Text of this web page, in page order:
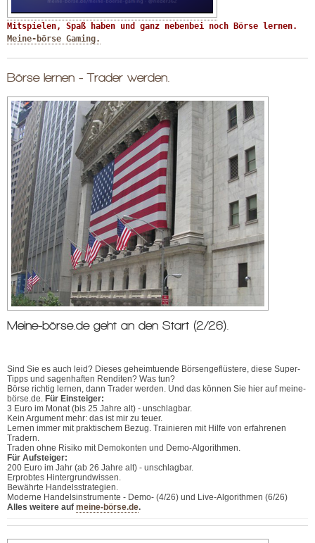
Meine-börse Gaming.
Börse lernen - Trader werden.
Meine-börse.de geht an den Start (2/26).
Sind Sie es auch leid? Dieses geheimtuende Börsengeflüstere, diese Super-
Tipps und sagenhaften Renditen? Was tun?
Börse richtig lernen, dann Trader werden. Und das können Sie hier auf meine-
börse.de. Für Einsteiger:
3 Euro im Monat (bis 25 Jahre alt) - unschlagbar.
Kein Argument mehr: das ist mir zu teuer.
Lernen immer mit praktischem Bezug. Trainieren mit Hilfe von erfahrenen
Tradern.
Traden ohne Risiko mit Demokonten und Demo-Algorithmen.
Für Aufsteiger:
200 Euro im Jahr (ab 26 Jahre alt) - unschlagbar.
Erprobtes Hintergrundwissen.
Bewährte Handelsstrategien.
Moderne Handelsinstrumente - Demo- (4/26) und Live-Algorithmen (6/26)
Alles weitere auf meine-börse.de.